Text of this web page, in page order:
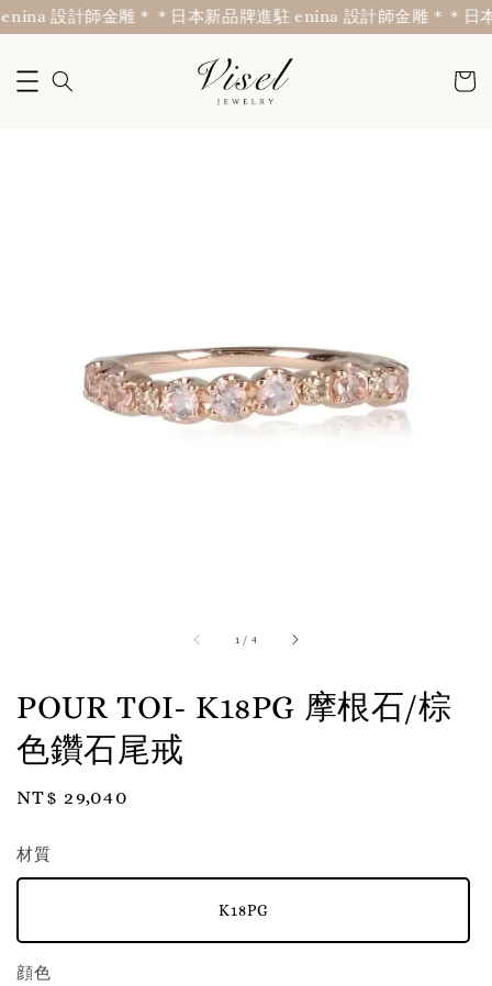
設計師金雕＊ ＊日本新品牌進駐 enina 設計師金雕＊ ＊日本
1 / 4
POUR TOI- K18PG 摩根石/棕
色鑽石尾戒
Regular
NT$ 29,040
材質
K18PG
顔色